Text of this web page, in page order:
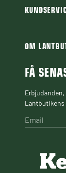
Frakt &
Guider &
Black Week
Frågor &
OM
Om
FÅ
Lantbutikens